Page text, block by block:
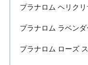
プラナロム ヘリク
プラナロム ラベン
プラナロム ローズ